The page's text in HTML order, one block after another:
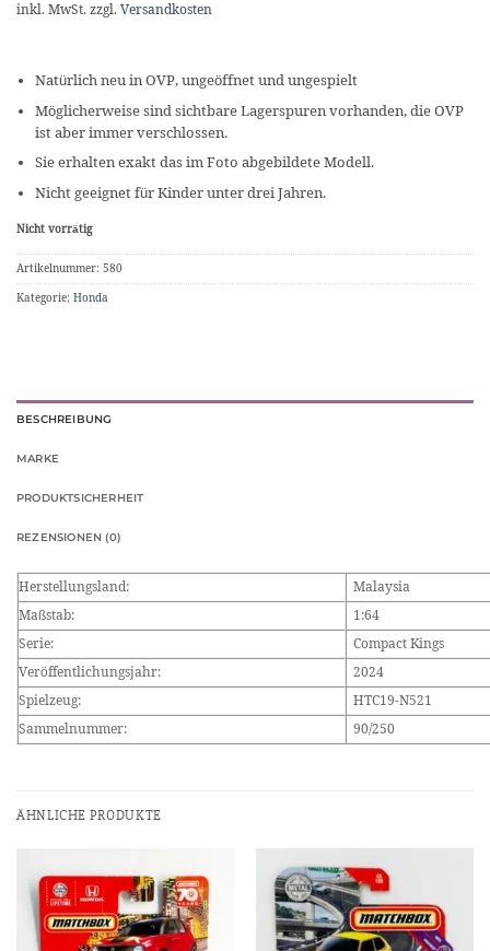
inkl. MwSt. zzgl. Versandkosten
Natürlich neu in OVP, ungeöffnet und ungespielt
Möglicherweise sind sichtbare Lagerspuren vorhanden, die OVP
ist aber immer verschlossen.
Sie erhalten exakt das im Foto abgebildete Modell.
Nicht geeignet für Kinder unter drei Jahren.
Nicht vorrätig
Artikelnummer: 580
Kategorie: Honda
BESCHREIBUNG
MARKE
PRODUKTSICHERHEIT
REZENSIONEN (0)
Herstellungsland:
Malaysia
Maßstab:
1:64
Serie:
Compact Kings
Veröffentlichungsjahr:
2024
Spielzeug:
HTC19-N521
Sammelnummer:
90/250
ÄHNLICHE PRODUKTE